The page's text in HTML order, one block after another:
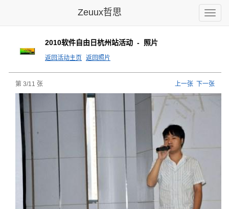
Toggle
Zeuux哲思
2010软件自由日杭州站活动 - 照片
返回活动主页 返回照片
第 3/11 张 上一张 下一张